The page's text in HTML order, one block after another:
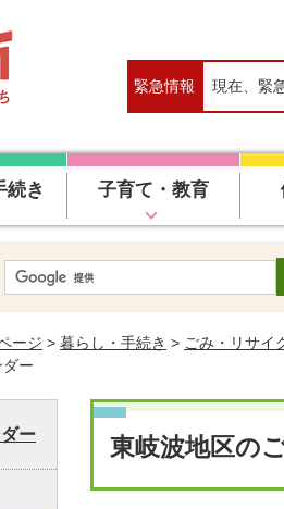
緊急情報 現在、緊
続き 子育て・教育
ージ > 暮らし・手続き > ごみ・リサイ
ー
東岐波地区の
ー